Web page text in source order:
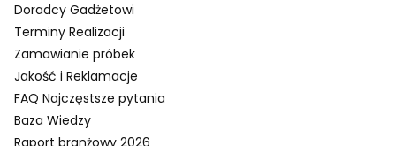
Doradcy Gadżetowi
Terminy Realizacji
Zamawianie próbek
Jakość i Reklamacje
FAQ Najczęstsze pytania
Baza Wiedzy